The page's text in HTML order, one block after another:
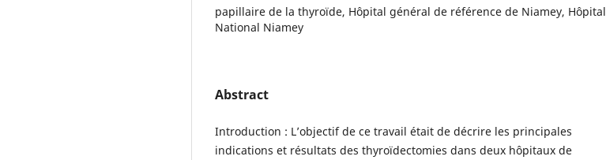
papillaire de la thyroïde, Hôpital général de référence de Niamey, Hôpital
National Niamey
Abstract
Introduction : L’objectif de ce travail était de décrire les principales
indications et résultats des thyroïdectomies dans deux hôpitaux de